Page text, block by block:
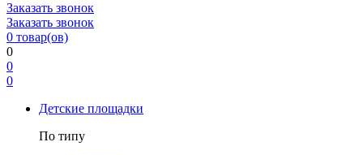
Заказать звонок
Заказать звонок
0 товар(ов)
0
0
0
Детские площадки
По типу